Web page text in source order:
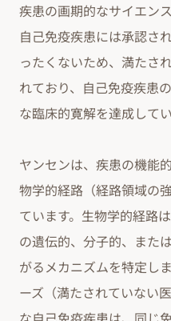
疾患の画期的なサイエン
自己免疫疾患には承認さ
ったくないため、満たさ
れており、自己免疫疾患
な臨床的寛解を達成して
ヤンセンは、疾患の機能
物学的経路（経路領域の
ています。生物学的経路
の遺伝的、分子的、また
がるメカニズムを特定し
ーズ（満たされていない